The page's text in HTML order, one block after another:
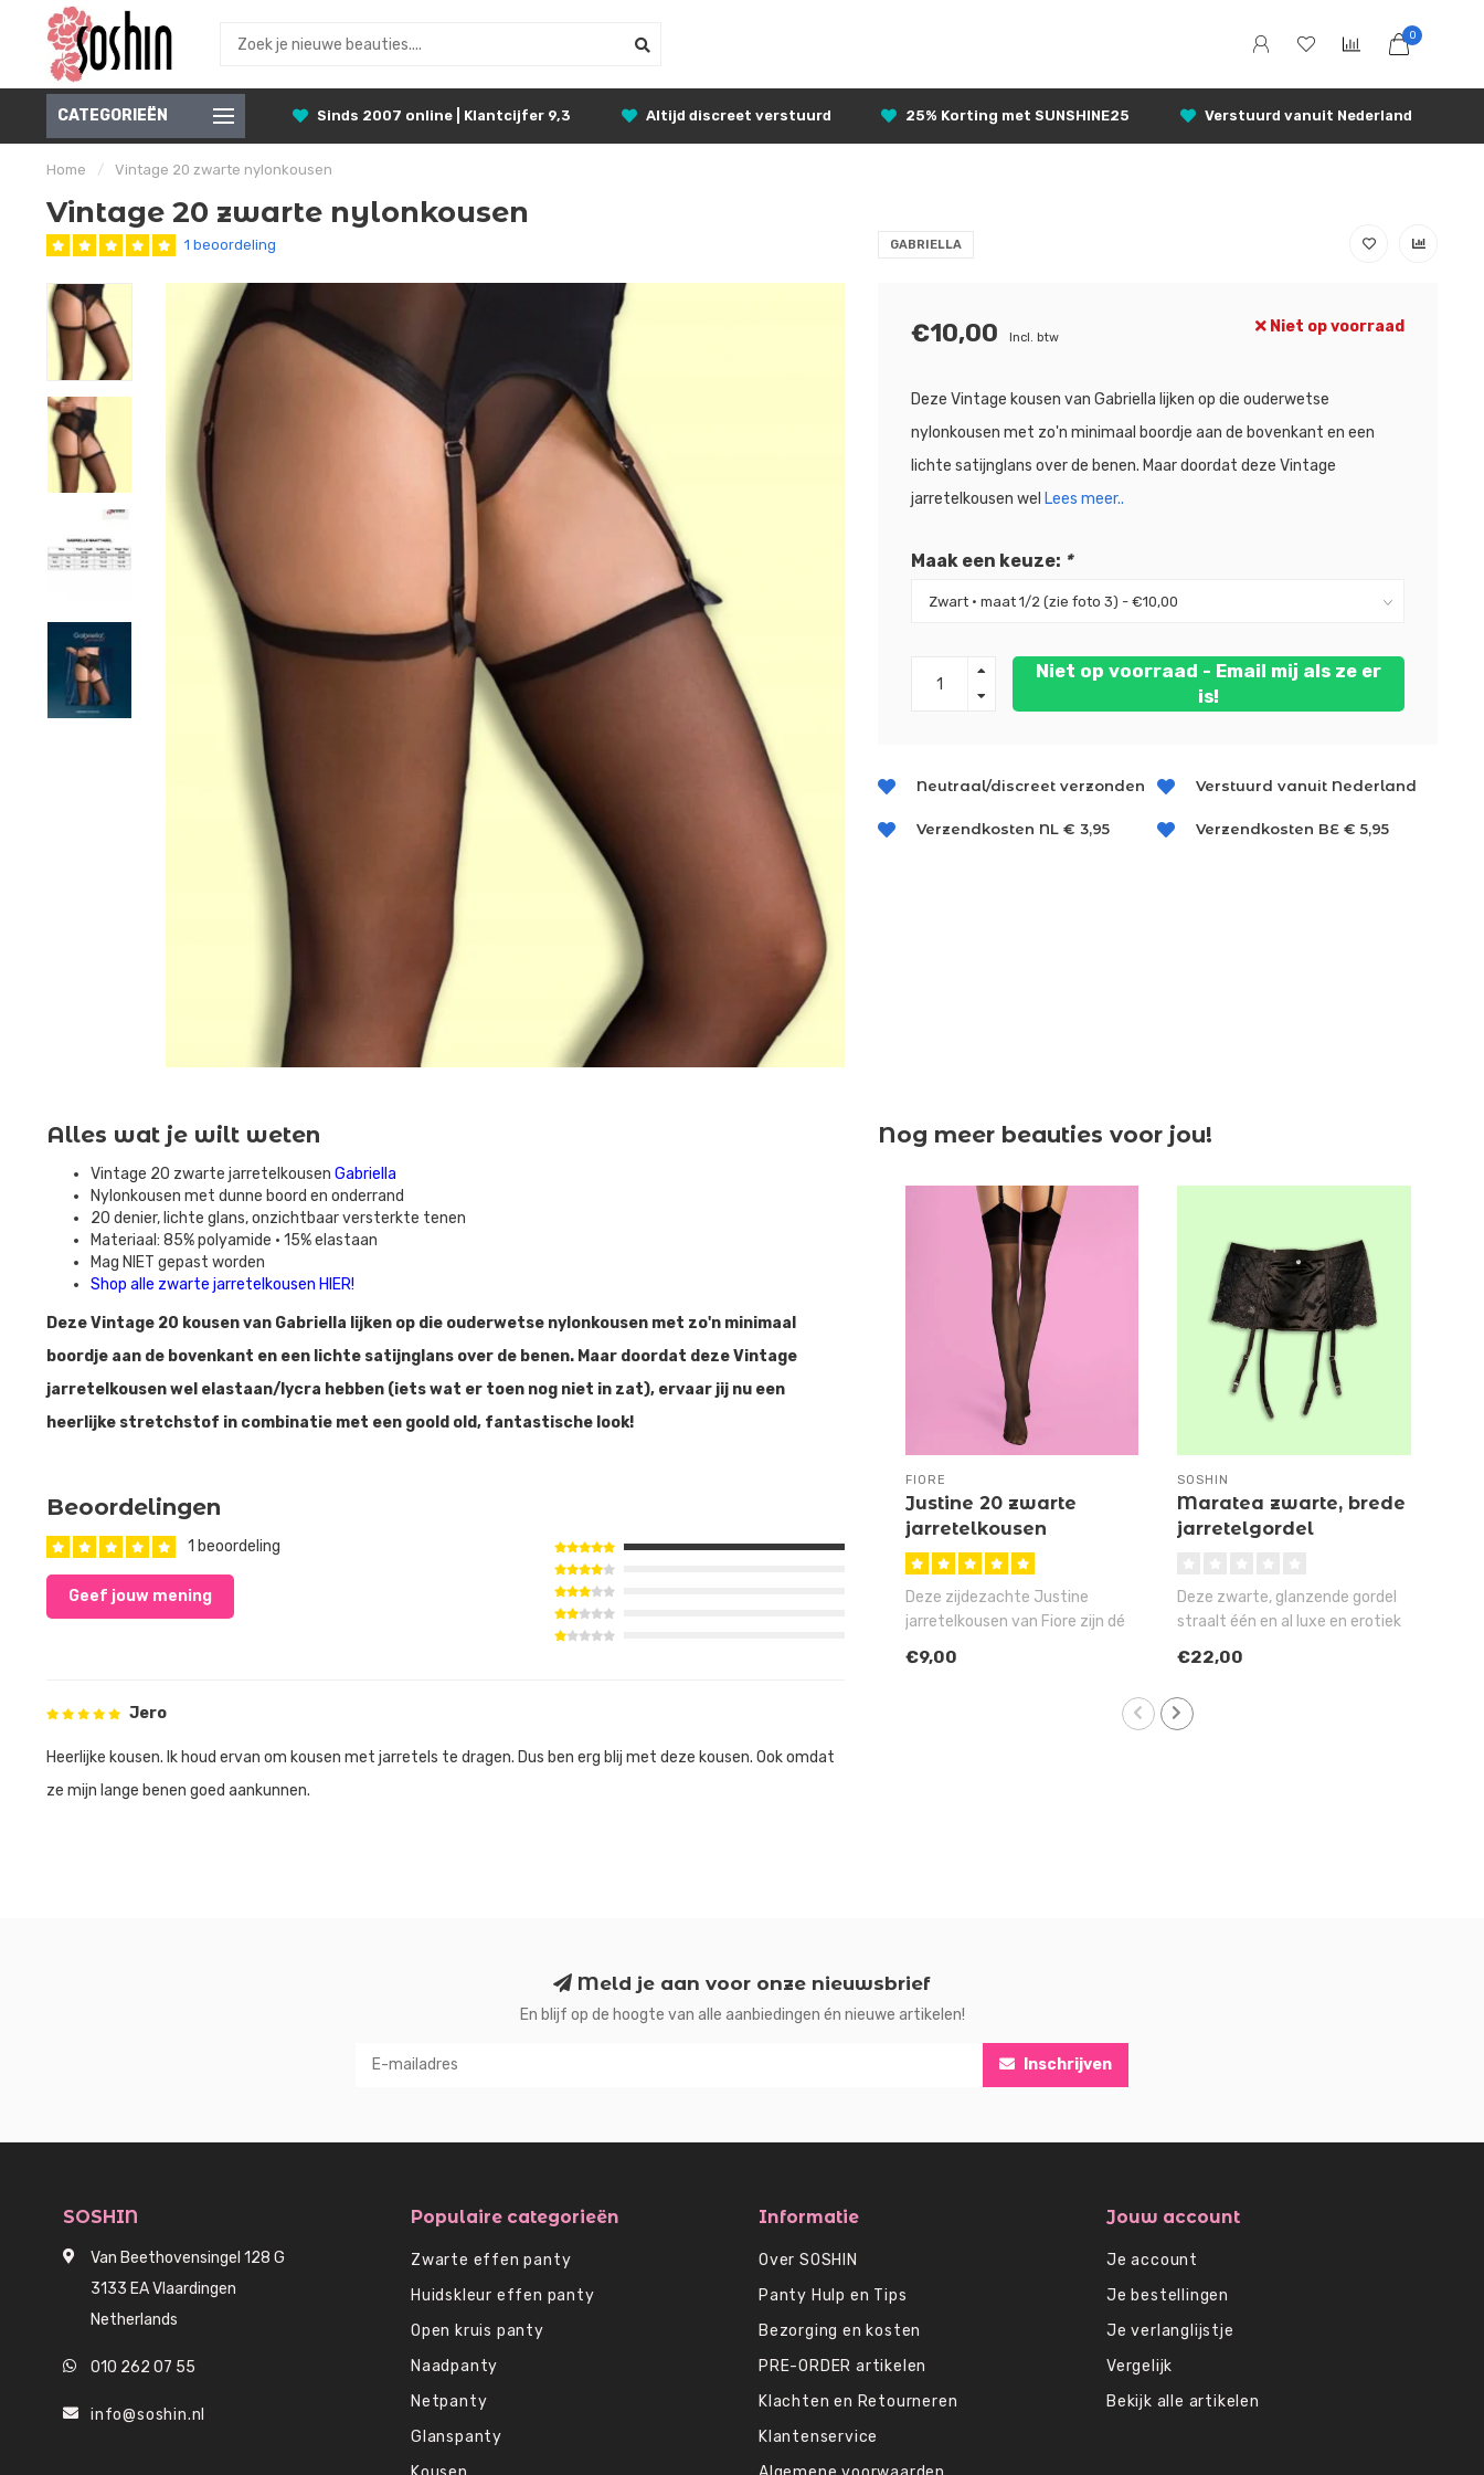
0
CATEGORIEËN Sinds 2007 online | Klantcijfer 9,3 Altijd discreet verstuurd 25% Korting met SUNSHINE25 Verstuurd vanuit Nederland
Home / Vintage 20 zwarte nylonkousen
Vintage 20 zwarte nylonkousen
1 beoordeling GABRIELLA
€10,00 Incl. btw
Niet op voorraad
Deze Vintage kousen van Gabriella lijken op die ouderwetse
nylonkousen met zo'n minimaal boordje aan de bovenkant en een
lichte satijnglans over de benen. Maar doordat deze Vintage
jarretelkousen wel Lees meer..
Maak een keuze: *
Niet op voorraad - Email mij als ze er
is!
Neutraal/discreet verzonden Verstuurd vanuit Nederland
Verzendkosten NL € 3,95 Verzendkosten BE € 5,95
Alles wat je wilt weten
Vintage 20 zwarte jarretelkousen Gabriella
Nylonkousen met dunne boord en onderrand
20 denier, lichte glans, onzichtbaar versterkte tenen
Materiaal: 85% polyamide • 15% elastaan
Mag NIET gepast worden
Shop alle zwarte jarretelkousen HIER!
Deze Vintage 20 kousen van Gabriella lijken op die ouderwetse nylonkousen met zo'n minimaal
boordje aan de bovenkant en een lichte satijnglans over de benen. Maar doordat deze Vintage
jarretelkousen wel elastaan/lycra hebben (iets wat er toen nog niet in zat), ervaar jij nu een
heerlijke stretchstof in combinatie met een goold old, fantastische look!
Beoordelingen
1 beoordeling
Geef jouw mening
Jero
Heerlijke kousen. Ik houd ervan om kousen met jarretels te dragen. Dus ben erg blij met deze kousen. Ook omdat
ze mijn lange benen goed aankunnen.
Nog meer beauties voor jou!
FIORE
Justine 20 zwarte
jarretelkousen
Deze zijdezachte Justine
jarretelkousen van Fiore zijn dé
€9,00
SOSHIN
Maratea zwarte, brede
jarretelgordel
Deze zwarte, glanzende gordel
straalt één en al luxe en erotiek
€22,00
Meld je aan voor onze nieuwsbrief
En blijf op de hoogte van alle aanbiedingen én nieuwe artikelen!
Inschrijven
SOSHIN
Van Beethovensingel 128 G
3133 EA Vlaardingen
Netherlands
010 262 07 55
info@soshin.nl
Populaire categorieën
Zwarte effen panty
Huidskleur effen panty
Open kruis panty
Naadpanty
Netpanty
Glanspanty
Informatie
Over SOSHIN
Panty Hulp en Tips
Bezorging en kosten
PRE-ORDER artikelen
Klachten en Retourneren
Klantenservice
Jouw account
Je account
Je bestellingen
Je verlanglijstje
Vergelijk
Bekijk alle artikelen